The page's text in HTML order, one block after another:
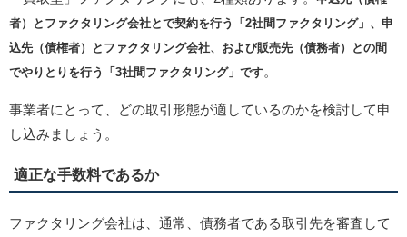
者）とファクタリング会社とで契約を行う「2社間ファクタリング」、申
込先（債権者）とファクタリング会社、および販売先（債務者）との間
でやりとりを行う「3社間ファクタリング」です。
事業者にとって、どの取引形態が適しているのかを検討して申
し込みましょう。
適正な手数料であるか
ファクタリング会社は、通常、債務者である取引先を審査して